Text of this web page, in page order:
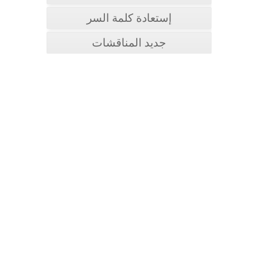
إستعادة كلمة السر
جديد المناقشات